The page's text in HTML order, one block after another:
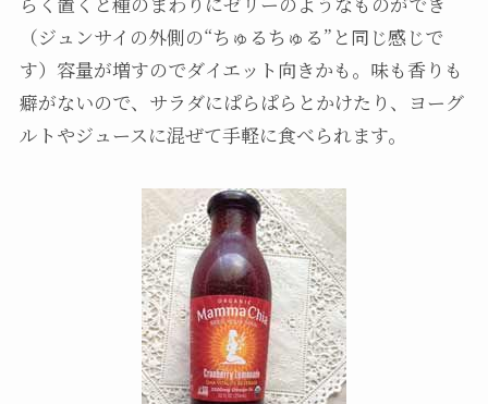
（ジュンサイの外側の“ちゅるちゅる”と同じ感じで
す）容量が増すのでダイエット向きかも。味も香りも
癖がないので、サラダにぱらぱらとかけたり、ヨーグ
ルトやジュースに混ぜて手軽に食べられます。